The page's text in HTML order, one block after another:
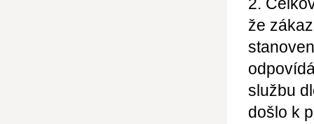
že
službu
došlo k